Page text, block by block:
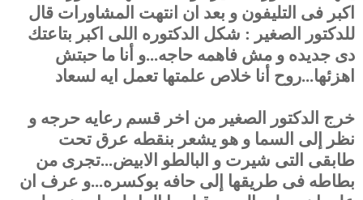
اكبر فى التليفون و بعد ان انتهت المشاورات قال
للدكتور الصغير : شكل الدكتوره اللى اكبر بتاعتك
دى جديده و مش فاهمه حاجه...و أنا ما حبتش
اهزئها...روح أنا خلاص علمتها تعمل ايه لسعاد
خرج الدكتور الصغير من اخر قسم رعايه حرجه و
نظر إلى السما و هو يشعر بنقطه عرق تحت
طابقى التى شيرت و البالطو الابيض...تجرى من
بطاطه فى طريقها إلى حافه بوكسره...و عرف ان